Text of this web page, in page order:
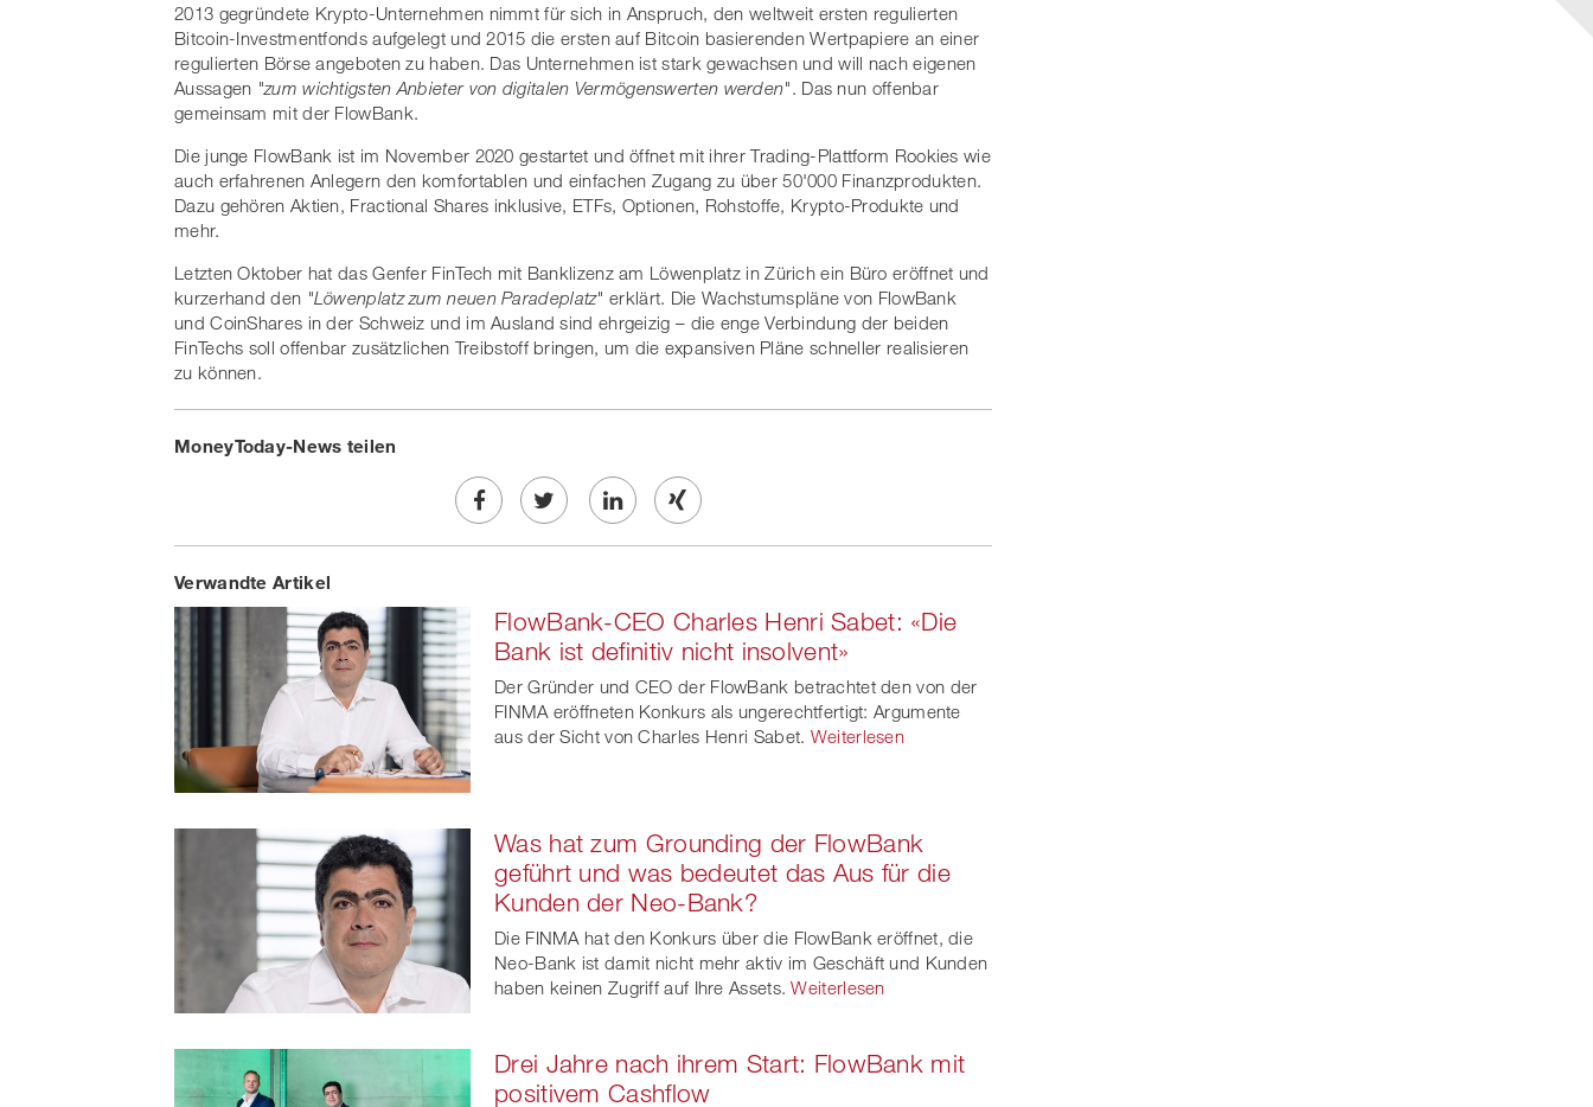
2013 gegründete Krypto-Unternehmen nimmt für sich in Anspruch, den weltweit ersten regulierten
Bitcoin-Investmentfonds aufgelegt und 2015 die ersten auf Bitcoin basierenden Wertpapiere an einer
regulierten Börse angeboten zu haben. Das Unternehmen ist stark gewachsen und will nach eigenen
Aussagen "zum wichtigsten Anbieter von digitalen Vermögenswerten werden". Das nun offenbar
gemeinsam mit der FlowBank.
Die junge FlowBank ist im November 2020 gestartet und öffnet mit ihrer Trading-Plattform Rookies wie
auch erfahrenen Anlegern den komfortablen und einfachen Zugang zu über 50'000 Finanzprodukten.
Dazu gehören Aktien, Fractional Shares inklusive, ETFs, Optionen, Rohstoffe, Krypto-Produkte und
mehr.
Letzten Oktober hat das Genfer FinTech mit Banklizenz am Löwenplatz in Zürich ein Büro eröffnet und
kurzerhand den "Löwenplatz zum neuen Paradeplatz" erklärt. Die Wachstumspläne von FlowBank
und CoinShares in der Schweiz und im Ausland sind ehrgeizig – die enge Verbindung der beiden
FinTechs soll offenbar zusätzlichen Treibstoff bringen, um die expansiven Pläne schneller realisieren
zu können.
MoneyToday-News teilen
Share
Facebook
Twe
on
twitt
er
Share
linkedin
Share
Xing
Verwandte Artikel
FlowBank-CEO Charles Henri Sabet: «Die
Bank ist definitiv nicht insolvent»
Der Gründer und CEO der FlowBank betrachtet den von der
FINMA eröffneten Konkurs als ungerechtfertigt: Argumente
aus der Sicht von Charles Henri Sabet. Weiterlesen
Was hat zum Grounding der FlowBank
geführt und was bedeutet das Aus für die
Kunden der Neo-Bank?
Die FINMA hat den Konkurs über die FlowBank eröffnet, die
Neo-Bank ist damit nicht mehr aktiv im Geschäft und Kunden
haben keinen Zugriff auf Ihre Assets. Weiterlesen
Drei Jahre nach ihrem Start: FlowBank mit
positivem Cashflow